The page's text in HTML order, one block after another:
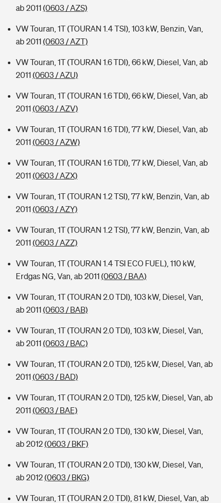
ab 2011 (0603 / AZS)
VW Touran, 1T (TOURAN 1.4 TSI), 103 kW, Benzin, Van,
ab 2011 (0603 / AZT)
VW Touran, 1T (TOURAN 1.6 TDI), 66 kW, Diesel, Van, ab
2011 (0603 / AZU)
VW Touran, 1T (TOURAN 1.6 TDI), 66 kW, Diesel, Van, ab
2011 (0603 / AZV)
VW Touran, 1T (TOURAN 1.6 TDI), 77 kW, Diesel, Van, ab
2011 (0603 / AZW)
VW Touran, 1T (TOURAN 1.6 TDI), 77 kW, Diesel, Van, ab
2011 (0603 / AZX)
VW Touran, 1T (TOURAN 1.2 TSI), 77 kW, Benzin, Van, ab
2011 (0603 / AZY)
VW Touran, 1T (TOURAN 1.2 TSI), 77 kW, Benzin, Van, ab
2011 (0603 / AZZ)
VW Touran, 1T (TOURAN 1.4 TSI ECO FUEL), 110 kW,
Erdgas NG, Van, ab 2011 (0603 / BAA)
VW Touran, 1T (TOURAN 2.0 TDI), 103 kW, Diesel, Van,
ab 2011 (0603 / BAB)
VW Touran, 1T (TOURAN 2.0 TDI), 103 kW, Diesel, Van,
ab 2011 (0603 / BAC)
VW Touran, 1T (TOURAN 2.0 TDI), 125 kW, Diesel, Van, ab
2011 (0603 / BAD)
VW Touran, 1T (TOURAN 2.0 TDI), 125 kW, Diesel, Van, ab
2011 (0603 / BAE)
VW Touran, 1T (TOURAN 2.0 TDI), 130 kW, Diesel, Van,
ab 2012(0603 / BKF)
VW Touran, 1T (TOURAN 2.0 TDI), 130 kW, Diesel, Van,
ab 2012(0603 / BKG)
VW Touran, 1T (TOURAN 2.0 TDI), 81 kW, Diesel, Van, ab